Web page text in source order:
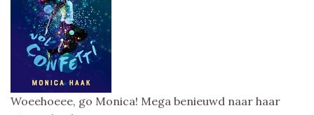
Woeehoeee, go Monica! Mega benieuwd naar haar